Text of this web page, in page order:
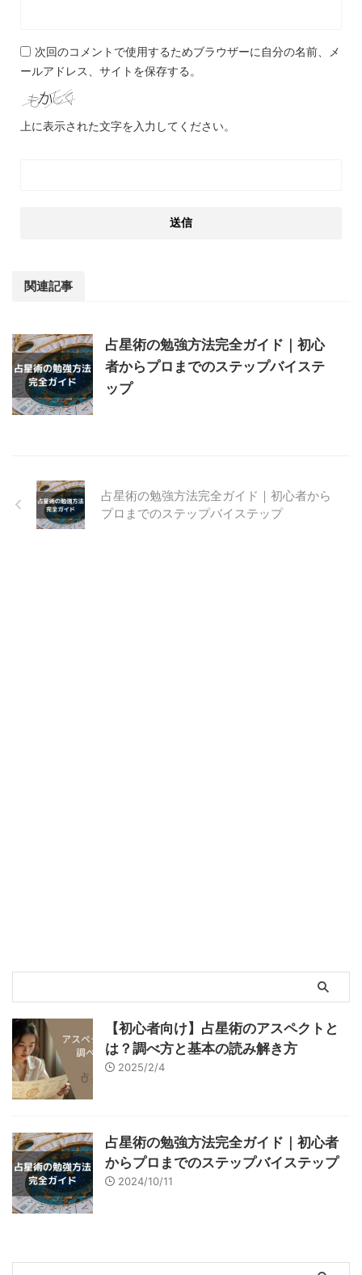
次回のコメントで使用するためブラウザーに自分の名前、メ
ールアドレス、サイトを保存する。
上に表示された文字を入力してください。
関連記事
占星術の勉強方法完全ガイド｜初心
者からプロまでのステップバイステ
ップ
占星術の勉強方法完全ガイド｜初心者から
プロまでのステップバイステップ
【初心者向け】占星術のアスペクトと
は？調べ方と基本の読み解き方
2025/2/4
占星術の勉強方法完全ガイド｜初心者
からプロまでのステップバイステップ
2024/10/11